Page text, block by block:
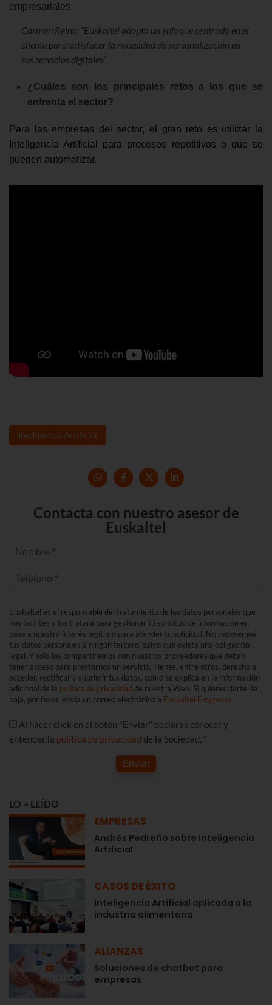
empresariales.
Carmen Reina: “Euskaltel adopta un enfoque centrado en el
cliente para satisfacer la necesidad de personalización en
sus servicios digitales”
¿Cuáles son los principales retos a los que se
enfrenta el sector?
Para las empresas del sector, el gran reto es utilizar la
Inteligencia Artificial para procesos repetitivos o que se
pueden automatizar.
Inteligencia Artificial
Contacta con nuestro asesor de
Euskaltel
Euskaltel es el responsable del tratamiento de los datos personales que
nos facilites y los tratará para gestionar tú solicitud de información en
base a nuestro interés legítimo para atender tu solicitud. No cederemos
tus datos personales a ningún tercero, salvo que exista una obligación
legal. Y solo los compartiremos con nuestros proveedores que deban
tener acceso para prestarnos un servicio. Tienes, entre otros, derecho a
acceder, rectificar y suprimir tus datos, como se explica en la información
adicional de la política de privacidad de nuestra Web. Si quieres darte de
baja, por favor, envía un correo electrónico a Euskaltel Empresas.
Al hacer click en el botón "Enviar" declaras conocer y
entender la política de privacidad de la Sociedad. *
Enviar
LO + LEÍDO
EMPRESAS
Andrés Pedreño sobre Inteligencia
Artificial
CASOS DE ÉXITO
Inteligencia Artificial aplicada a la
industria alimentaria
ALIANZAS
Soluciones de chatbot para
empresas